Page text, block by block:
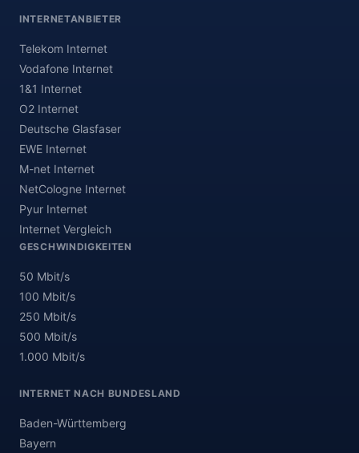
INTERNETANBIETER
Telekom Internet
Vodafone Internet
1&1 Internet
O2 Internet
Deutsche Glasfaser
EWE Internet
M-net Internet
NetCologne Internet
Pyur Internet
Internet Vergleich
GESCHWINDIGKEITEN
50 Mbit/s
100 Mbit/s
250 Mbit/s
500 Mbit/s
1.000 Mbit/s
INTERNET NACH BUNDESLAND
Baden-Württemberg
Bayern